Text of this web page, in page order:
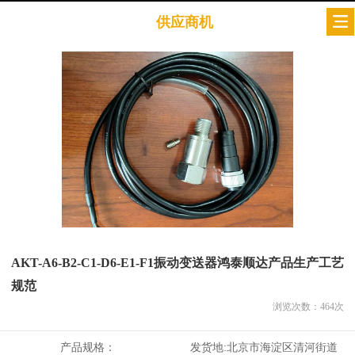
供应商机
AKT-A6-B2-C1-D6-E1-F1振动变送器鸿泰顺达产品生产工艺
规范
浏览次数： 464次
产品规格： 发货地:北京市海淀区清河街道